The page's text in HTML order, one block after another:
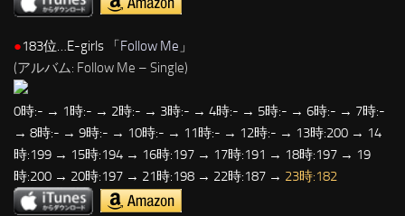
●183位…E-girls 「Follow Me 」
(アルバム: Follow Me – Single)
0時:- → 1時:- → 2時:- → 3時:- → 4時:- → 5時:- → 6時:- → 7時:-
→ 8時:- → 9時:- → 10時:- → 11時:- → 12時:- → 13時:200 → 14
時:199 → 15時:194 → 16時:197 → 17時:191 → 18時:197 → 19
時:200 → 20時:197 → 21時:198 → 22時:187 → 23時:182